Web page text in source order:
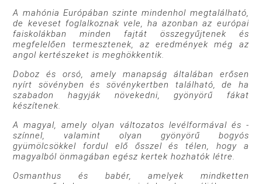
A mahónia Európában szinte mindenhol megtalálható,
de keveset foglalkoznak vele, ha azonban az európai
faiskolákban minden fajtát összegyűjtenek és
megfelelően termesztenek, az eredmények még az
angol kertészeket is meghökkentik.
Doboz és orsó, amely manapság általában erősen
nyírt sövényben és sövénykertben található, de ha
szabadon hagyják növekedni, gyönyörű fákat
készítenek.
A magyal, amely olyan változatos levélformával és -
színnel, valamint olyan gyönyörű bogyós
gyümölcsökkel fordul elő ősszel és télen, hogy a
magyalból önmagában egész kertek hozhatók létre.
Osmanthus és babér, amelyek mindketten